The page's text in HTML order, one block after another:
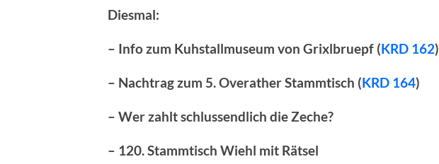
Diesmal:
– Info zum Kuhstallmuseum von Grixlbruepf (KRD 162)
– Nachtrag zum 5. Overather Stammtisch (KRD 164)
– Wer zahlt schlussendlich die Zeche?
– 120. Stammtisch Wiehl mit Rätsel